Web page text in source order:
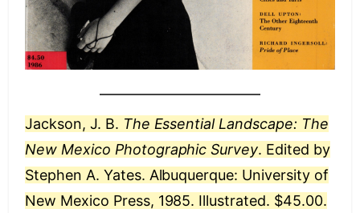
Jackson, J. B. The Essential Landscape: The
New Mexico Photographic Survey. Edited by
Stephen A. Yates. Albuquerque: University of
New Mexico Press, 1985. Illustrated. $45.00.